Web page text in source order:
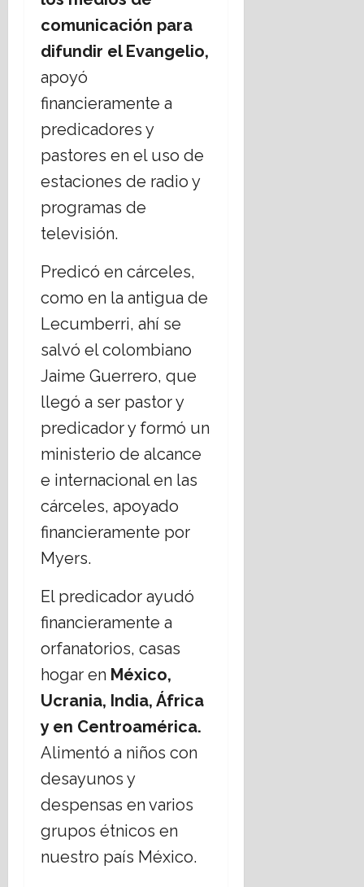
comunicación para
difundir el Evangelio,
apoyó
financieramente a
predicadores y
pastores en el uso de
estaciones de radio y
programas de
televisión.
Predicó en cárceles,
como en la antigua de
Lecumberri, ahí se
salvó el colombiano
Jaime Guerrero, que
llegó a ser pastor y
predicador y formó un
ministerio de alcance
e internacional en las
cárceles, apoyado
financieramente por
Myers.
El predicador ayudó
financieramente a
orfanatorios, casas
hogar en México,
Ucrania, India, África
y en Centroamérica.
Alimentó a niños con
desayunos y
despensas en varios
grupos étnicos en
nuestro país México.